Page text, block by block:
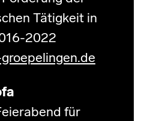
Tätigkeit in
2022
für